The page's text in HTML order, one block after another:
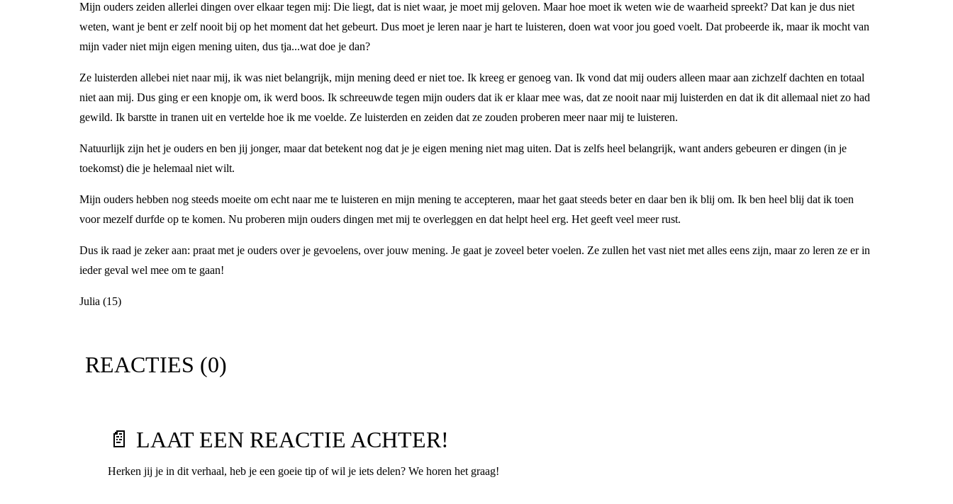
Mijn ouders zeiden allerlei dingen over elkaar tegen mij: Die liegt, dat is niet waar, je moet mij geloven. Maar hoe moet ik weten wie de waarheid spreekt? Dat kan je dus niet
weten, want je bent er zelf nooit bij op het moment dat het gebeurt. Dus moet je leren naar je hart te luisteren, doen wat voor jou goed voelt. Dat probeerde ik, maar ik mocht van
mijn vader niet mijn eigen mening uiten, dus tja...wat doe je dan?
Ze luisterden allebei niet naar mij, ik was niet belangrijk, mijn mening deed er niet toe. Ik kreeg er genoeg van. Ik vond dat mij ouders alleen maar aan zichzelf dachten en totaal
niet aan mij. Dus ging er een knopje om, ik werd boos. Ik schreeuwde tegen mijn ouders dat ik er klaar mee was, dat ze nooit naar mij luisterden en dat ik dit allemaal niet zo had
gewild. Ik barstte in tranen uit en vertelde hoe ik me voelde. Ze luisterden en zeiden dat ze zouden proberen meer naar mij te luisteren.
Natuurlijk zijn het je ouders en ben jij jonger, maar dat betekent nog dat je je eigen mening niet mag uiten. Dat is zelfs heel belangrijk, want anders gebeuren er dingen (in je
toekomst) die je helemaal niet wilt.
Mijn ouders hebben nog steeds moeite om echt naar me te luisteren en mijn mening te accepteren, maar het gaat steeds beter en daar ben ik blij om. Ik ben heel blij dat ik toen
voor mezelf durfde op te komen. Nu proberen mijn ouders dingen met mij te overleggen en dat helpt heel erg. Het geeft veel meer rust.
Dus ik raad je zeker aan: praat met je ouders over je gevoelens, over jouw mening. Je gaat je zoveel beter voelen. Ze zullen het vast niet met alles eens zijn, maar zo leren ze er in
ieder geval wel mee om te gaan!
Julia (15)
REACTIES (0)
📄 LAAT EEN REACTIE ACHTER!
Herken jij je in dit verhaal, heb je een goeie tip of wil je iets delen? We horen het graag!